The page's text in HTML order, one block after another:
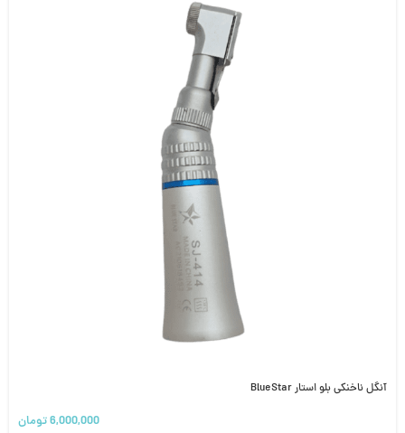
آنگل ناخنکی بلو استار BlueStar
6,000,000تومان